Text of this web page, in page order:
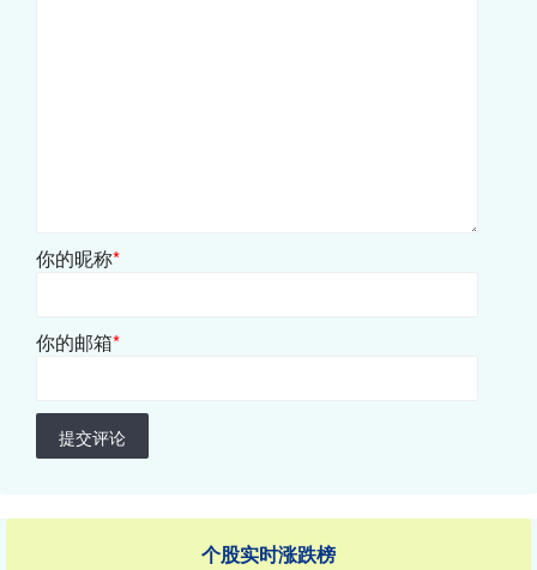
你的昵称*
你的邮箱*
提交评论
个股实时涨跌榜